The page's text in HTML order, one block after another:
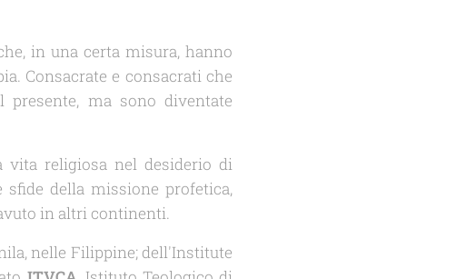
in una certa misura, hanno
Consacrate e consacrati che
ma sono diventate
vita religiosa nel desiderio di
della missione profetica,
in altri continenti.
nelle Filippine; dell'Institute